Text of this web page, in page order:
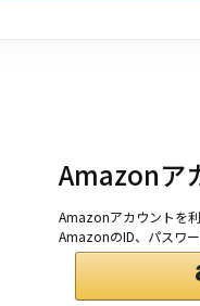
Amazonア
Amazonアカウントを
AmazonのID、パスワ